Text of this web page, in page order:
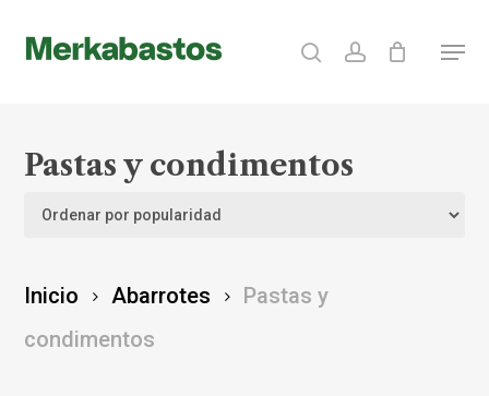
searchaccount Menu
Pastas y condimentos
Inicio Abarrotes
Pastas y
condimentos
Close